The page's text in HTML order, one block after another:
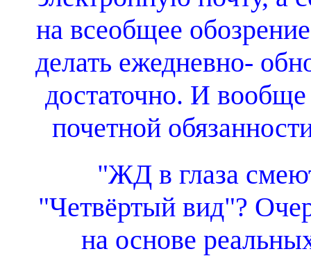
на всеобщее
делать ежедневно-
достаточно. И
почетной
"ЖД в глаза
"Четвёртый вид"?
на основе